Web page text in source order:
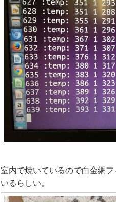
室内で焼いているので白金網
いるらしい。